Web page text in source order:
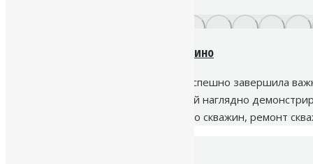
Ремонт скважины на воду в Грузино
Компания «Наш Исток» недавно успешно завершила
Всеволожского района. Этот случай наглядно
как бурение скважин, обустройство скважин, ремонт